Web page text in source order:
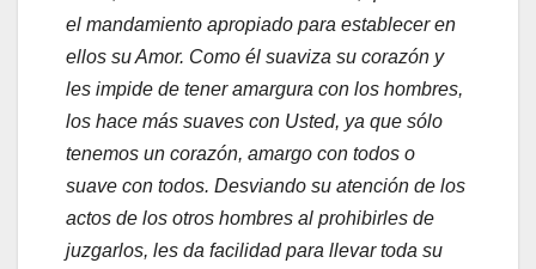
el mandamiento apropiado para establecer en
ellos su Amor. Como él suaviza su corazón y
les impide de tener amargura con los hombres,
los hace más suaves con Usted, ya que sólo
tenemos un corazón, amargo con todos o
suave con todos. Desviando su atención de los
actos de los otros hombres al prohibirles de
juzgarlos, les da facilidad para llevar toda su